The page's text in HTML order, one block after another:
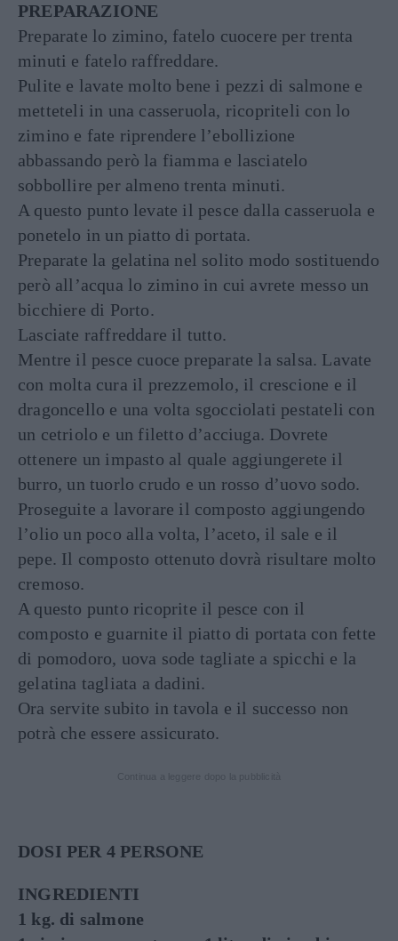
PREPARAZIONE
Preparate lo zimino, fatelo cuocere per trenta
minuti e fatelo raffreddare.
Pulite e lavate molto bene i pezzi di salmone e
metteteli in una casseruola, ricopriteli con lo
zimino e fate riprendere l’ebollizione
abbassando però la fiamma e lasciatelo
sobbollire per almeno trenta minuti.
A questo punto levate il pesce dalla casseruola e
ponetelo in un piatto di portata.
Preparate la gelatina nel solito modo sostituendo
però all’acqua lo zimino in cui avrete messo un
bicchiere di Porto.
Lasciate raffreddare il tutto.
Mentre il pesce cuoce preparate la salsa. Lavate
con molta cura il prezzemolo, il crescione e il
dragoncello e una volta sgocciolati pestateli con
un cetriolo e un filetto d’acciuga. Dovrete
ottenere un impasto al quale aggiungerete il
burro, un tuorlo crudo e un rosso d’uovo sodo.
Proseguite a lavorare il composto aggiungendo
l’olio un poco alla volta, l’aceto, il sale e il
pepe. Il composto ottenuto dovrà risultare molto
cremoso.
A questo punto ricoprite il pesce con il
composto e guarnite il piatto di portata con fette
di pomodoro, uova sode tagliate a spicchi e la
gelatina tagliata a dadini.
Ora servite subito in tavola e il successo non
potrà che essere assicurato.
DOSI PER 4 PERSONE
INGREDIENTI
1 kg. di salmone